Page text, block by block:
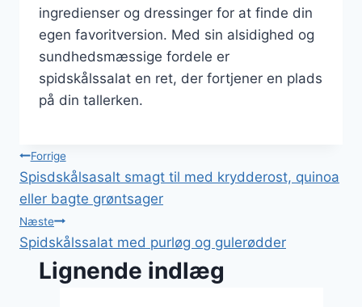
ingredienser og dressinger for at finde din
egen favoritversion. Med sin alsidighed og
sundhedsmæssige fordele er
spidskålssalat en ret, der fortjener en plads
på din tallerken.
Indlægsnavigation
Forrige
Spisdskålsasalt smagt til med krydderost, quinoa
eller bagte grøntsager
Næste
Spidskålssalat med purløg og gulerødder
Lignende indlæg